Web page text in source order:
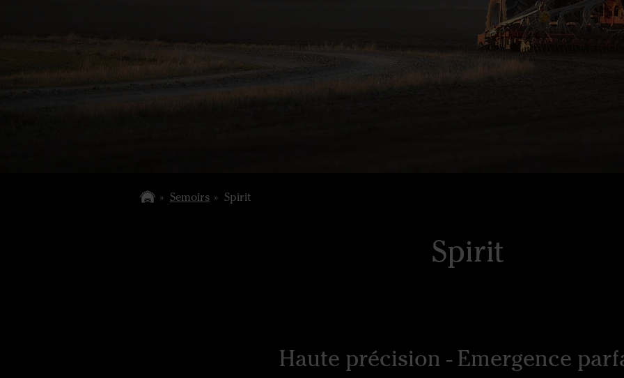
Semoirs Spirit
Spirit
Haute précision - Emergence